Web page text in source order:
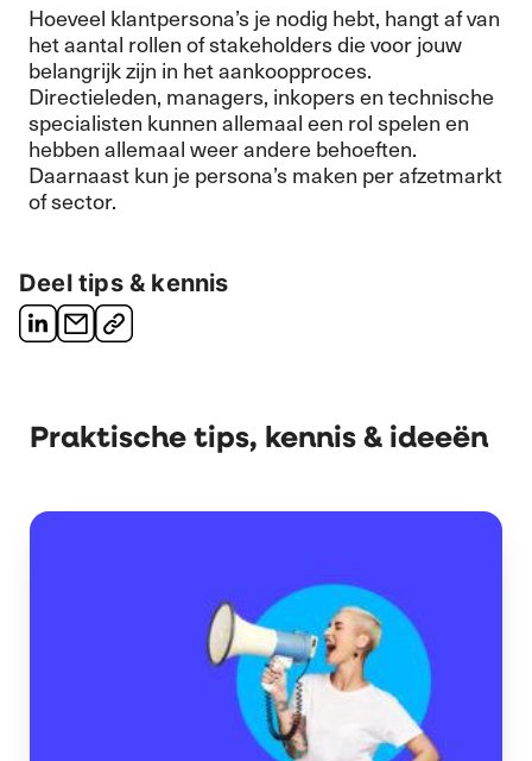
Hoeveel klantpersona’s je nodig hebt, hangt af van
het aantal rollen of stakeholders die voor jouw
belangrijk zijn in het aankoopproces.
Directieleden, managers, inkopers en technische
specialisten kunnen allemaal een rol spelen en
hebben allemaal weer andere behoeften.
Daarnaast kun je persona’s maken per afzetmarkt
of sector.
Deel tips & kennis
Praktische tips, kennis & ideeën